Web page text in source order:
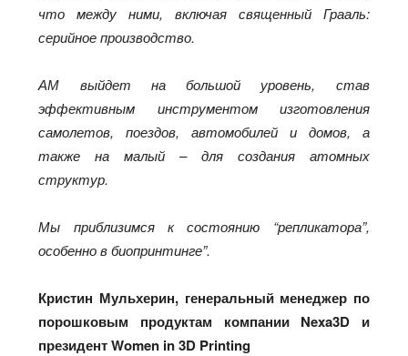
что между ними, включая священный Грааль:
серийное производство.
АМ выйдет на большой уровень, став
эффективным инструментом изготовления
самолетов, поездов, автомобилей и домов, а
также на малый – для создания атомных
структур.
Мы приблизимся к состоянию “репликатора”,
особенно в биопринтинге”.
Кристин Мульхерин, генеральный менеджер по
порошковым продуктам компании Nexa3D и
президент Women in 3D Printing